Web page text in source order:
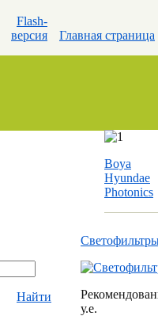
Flash-
версия
Главная страница
Boya
Hyundae
Photonics
Найти
у.е.